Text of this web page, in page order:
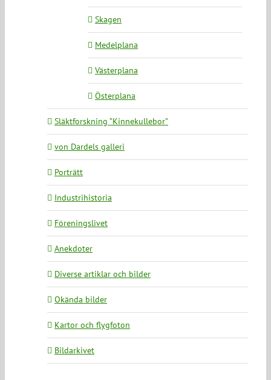
Skagen
Medelplana
Västerplana
Österplana
Släktforskning ”Kinnekullebor”
von Dardels galleri
Porträtt
Industrihistoria
Föreningslivet
Anekdoter
Diverse artiklar och bilder
Okända bilder
Kartor och flygfoton
Bildarkivet